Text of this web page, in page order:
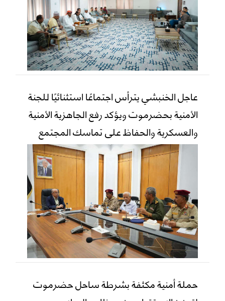
عاجل الخنبشي يترأس اجتماعًا استثنائيًا للجنة
الأمنية بحضرموت ويؤكد رفع الجاهزية الأمنية
والعسكرية والحفاظ على تماسك المجتمع
حملة أمنية مكثفة بشرطة ساحل حضرموت